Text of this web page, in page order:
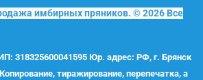
имбирных пряников. © 2026 Все
318325600041595 Юр. адрес: РФ, г. Брянск
тиражирование, перепечатка, а